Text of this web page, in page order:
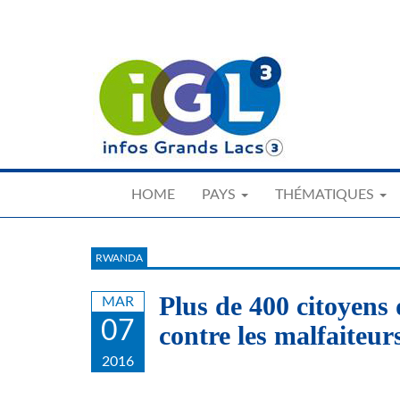
HOME PAYS THÉMATIQUES
RWANDA
MAR
07
2016
Plus de 400
contre les